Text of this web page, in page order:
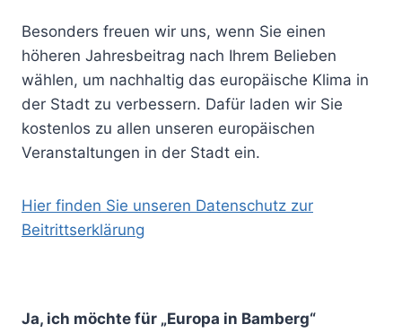
Besonders freuen wir uns, wenn Sie einen
höheren Jahresbeitrag nach Ihrem Belieben
wählen, um nachhaltig das europäische Klima in
der Stadt zu verbessern. Dafür laden wir Sie
kostenlos zu allen unseren europäischen
Veranstaltungen in der Stadt ein.
Hier finden Sie unseren Datenschutz zur
Beitrittserklärung
Ja, ich möchte für „Europa in Bamberg“